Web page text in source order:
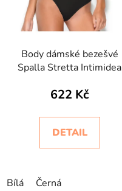
Body dámské bezešvé
Spalla Stretta Intimidea
622 Kč
DETAIL
Bílá Černá